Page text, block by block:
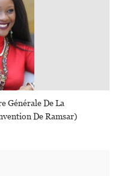
Générale De La
De Ramsar)